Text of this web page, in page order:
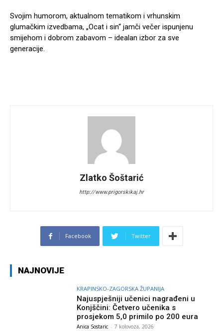
Svojim humorom, aktualnom tematikom i vrhunskim
glumačkim izvedbama, „Ocat i sin“ jamči večer ispunjenu
smijehom i dobrom zabavom – idealan izbor za sve
generacije.
Zlatko Šoštarić
http://www.prigorskikaj.hr
Facebook Twitter
NAJNOVIJE
KRAPINSKO-ZAGORSKA ŽUPANIJA
Najuspješniji učenici nagrađeni u
Konjščini: Četvero učenika s
prosjekom 5,0 primilo po 200 eura
Anica Sostaric - 7 kolovoza, 2026